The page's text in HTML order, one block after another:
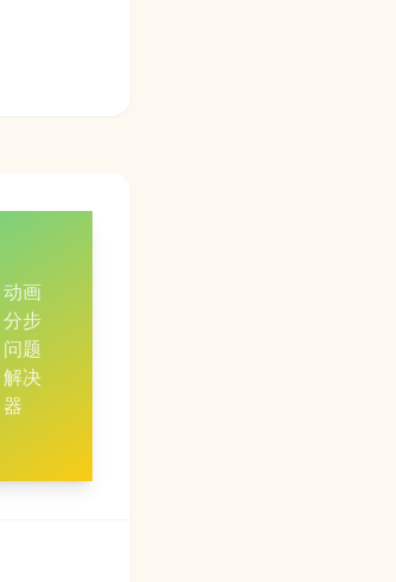
动画
分步
问题
解决
器